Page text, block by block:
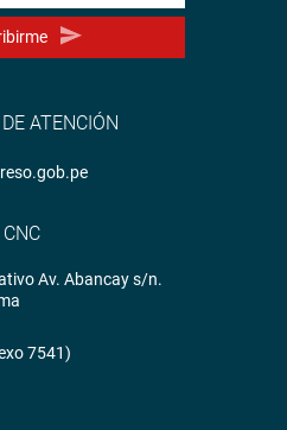
ATENCIÓN
CNC
Av. Abancay s/n.
7541)